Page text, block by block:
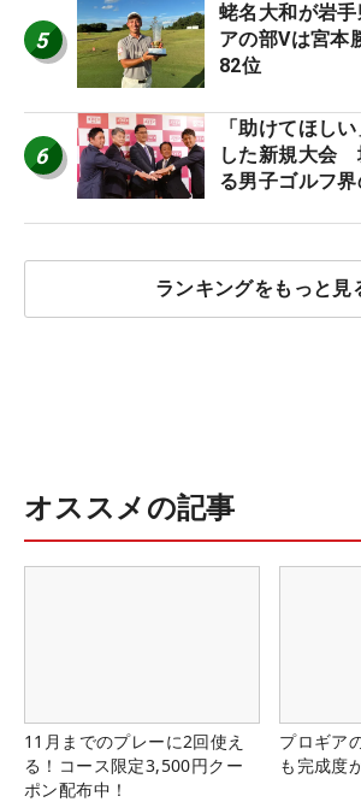
5
蛯名大和が岩
アの部Vは宮本
82位
6
「助けてほし
した新規大会
る男子ゴルフ
ランキングをもっと見
オススメの記事
11月までのプレーに2回使え
る！コース限定3,500円クー
ポン配布中！
プロギア
も完成度